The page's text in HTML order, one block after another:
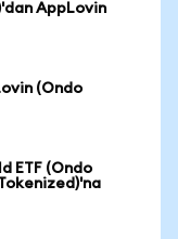
AppLovin
(Ondo
ETF (Ondo